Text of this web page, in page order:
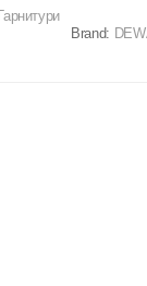
Brand: